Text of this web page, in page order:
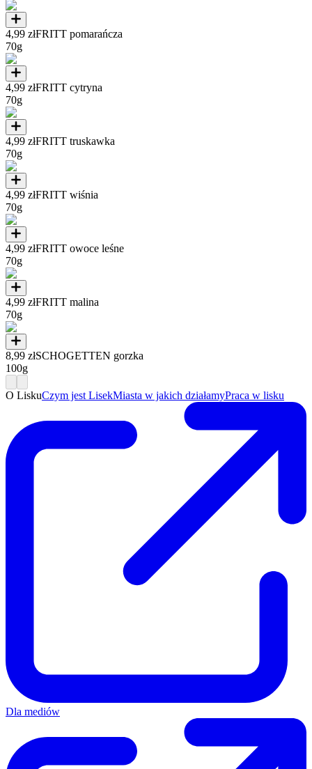
4,99 złFRITT pomarańcza
70g
4,99 złFRITT cytryna
70g
4,99 złFRITT truskawka
70g
4,99 złFRITT wiśnia
70g
4,99 złFRITT owoce leśne
70g
4,99 złFRITT malina
70g
8,99 złSCHOGETTEN gorzka
100g
O LiskuCzym jest LisekMiasta w jakich działamyPraca w lisku
Dla mediów